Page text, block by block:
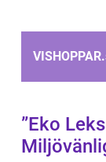
VISHOPPAR.
”Eko